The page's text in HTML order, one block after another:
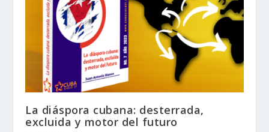
La diáspora cubana: desterrada,
excluida y motor del futuro